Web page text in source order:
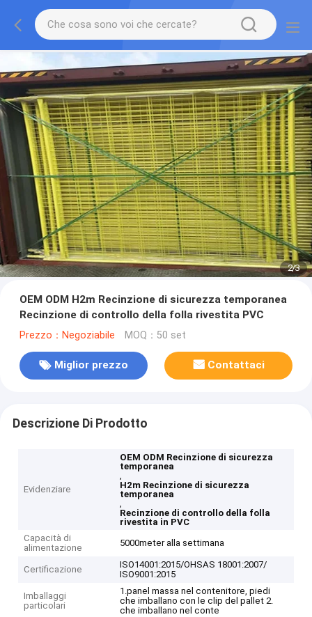
2/3
OEM ODM H2m Recinzione di sicurezza temporanea
Recinzione di controllo della folla rivestita PVC
Prezzo：Negoziabile MOQ：50 set
Miglior prezzo Contattaci
Descrizione Di Prodotto
Evidenziare
OEM ODM Recinzione di sicurezza
temporanea
,
H2m Recinzione di sicurezza
temporanea
,
Recinzione di controllo della folla
rivestita in PVC
Capacità di
alimentazione
5000meter alla settimana
Certificazione
ISO14001:2015/OHSAS 18001:2007/
ISO9001:2015
Imballaggi
particolari
1.panel massa nel contenitore, piedi
che imballano con le clip del pallet 2.
che imballano nel conte